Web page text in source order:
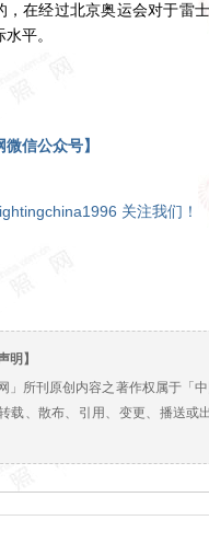
，在经过北京奥运会对于雷
平。
微信公众号】
关注我们！
明】
网」所刊原创内容之著作权属于「
载、散布、引用、变更、播送或